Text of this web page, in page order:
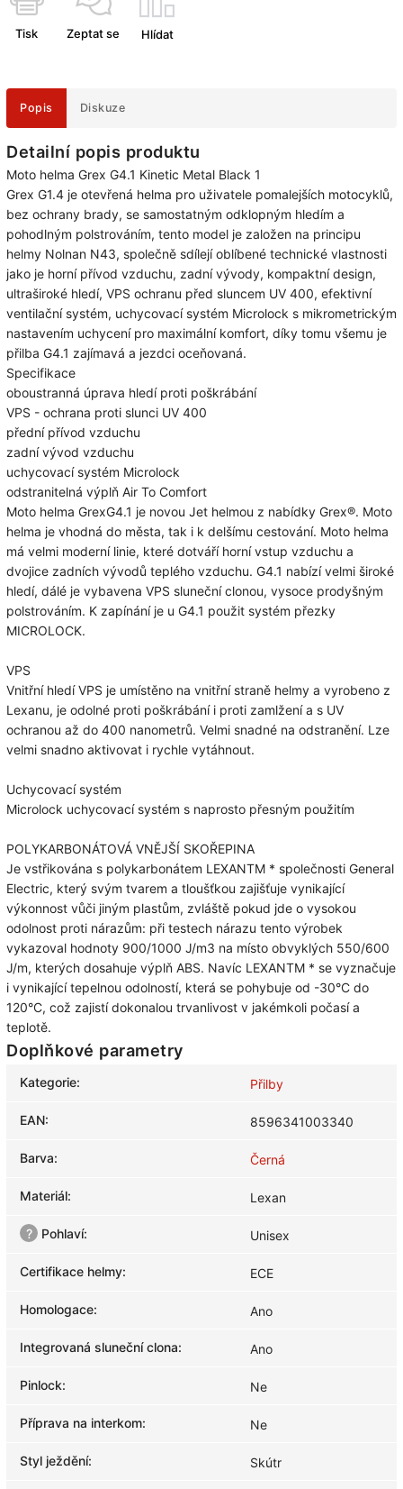
Tisk Zeptat se Hlídat
Popis Diskuze
Detailní popis produktu
Moto helma Grex G4.1 Kinetic Metal Black 1
Grex G1.4 je otevřená helma pro uživatele pomalejších motocyklů,
bez ochrany brady, se samostatným odklopným hledím a
pohodlným polstrováním, tento model je založen na principu
helmy Nolnan N43, společně sdílejí oblíbené technické vlastnosti
jako je horní přívod vzduchu, zadní vývody, kompaktní design,
ultraširoké hledí, VPS ochranu před sluncem UV 400, efektivní
ventilační systém, uchycovací systém Microlock s mikrometrickým
nastavením uchycení pro maximální komfort, díky tomu všemu je
přilba G4.1 zajímavá a jezdci oceňovaná.
Specifikace
oboustranná úprava hledí proti poškrábání
VPS - ochrana proti slunci UV 400
přední přívod vzduchu
zadní vývod vzduchu
uchycovací systém Microlock
odstranitelná výplň Air To Comfort
Moto helma GrexG4.1 je novou Jet helmou z nabídky Grex®. Moto
helma je vhodná do města, tak i k delšímu cestování. Moto helma
má velmi moderní linie, které dotváří horní vstup vzduchu a
dvojice zadních vývodů teplého vzduchu. G4.1 nabízí velmi široké
hledí, dálé je vybavena VPS sluneční clonou, vysoce prodyšným
polstrováním. K zapínání je u G4.1 použit systém přezky
MICROLOCK.
VPS
Vnitřní hledí VPS je umístěno na vnitřní straně helmy a vyrobeno z
Lexanu, je odolné proti poškrábání i proti zamlžení a s UV
ochranou až do 400 nanometrů. Velmi snadné na odstranění. Lze
velmi snadno aktivovat i rychle vytáhnout.
Uchycovací systém
Microlock uchycovací systém s naprosto přesným použitím
POLYKARBONÁTOVÁ VNĚJŠÍ SKOŘEPINA
Je vstřikována s polykarbonátem LEXANTM * společnosti General
Electric, který svým tvarem a tloušťkou zajišťuje vynikající
výkonnost vůči jiným plastům, zvláště pokud jde o vysokou
odolnost proti nárazům: při testech nárazu tento výrobek
vykazoval hodnoty 900/1000 J/m3 na místo obvyklých 550/600
J/m, kterých dosahuje výplň ABS. Navíc LEXANTM * se vyznačuje
i vynikající tepelnou odolností, která se pohybuje od -30°C do
120°C, což zajistí dokonalou trvanlivost v jakémkoli počasí a
teplotě.
Doplňkové parametry
Kategorie: Přilby
EAN: 8596341003340
Barva: Černá
Materiál: Lexan
? Pohlaví: Unisex
Certifikace helmy: ECE
Homologace: Ano
Integrovaná sluneční clona: Ano
Pinlock: Ne
Příprava na interkom: Ne
Styl ježdění: Skútr